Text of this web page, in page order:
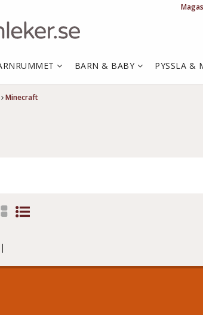
Minecraft
BARN & BABY PYSSLA &